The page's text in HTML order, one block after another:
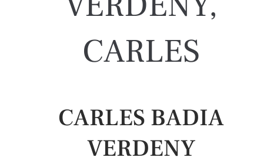
CARLES
CARLES BADIA
VERDENY